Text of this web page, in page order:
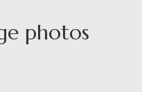
photos